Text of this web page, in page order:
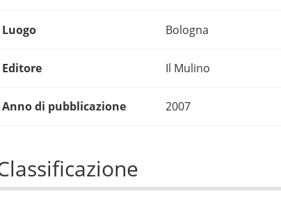
Luogo Bologna
Editore Il Mulino
Anno di pubblicazione 2007